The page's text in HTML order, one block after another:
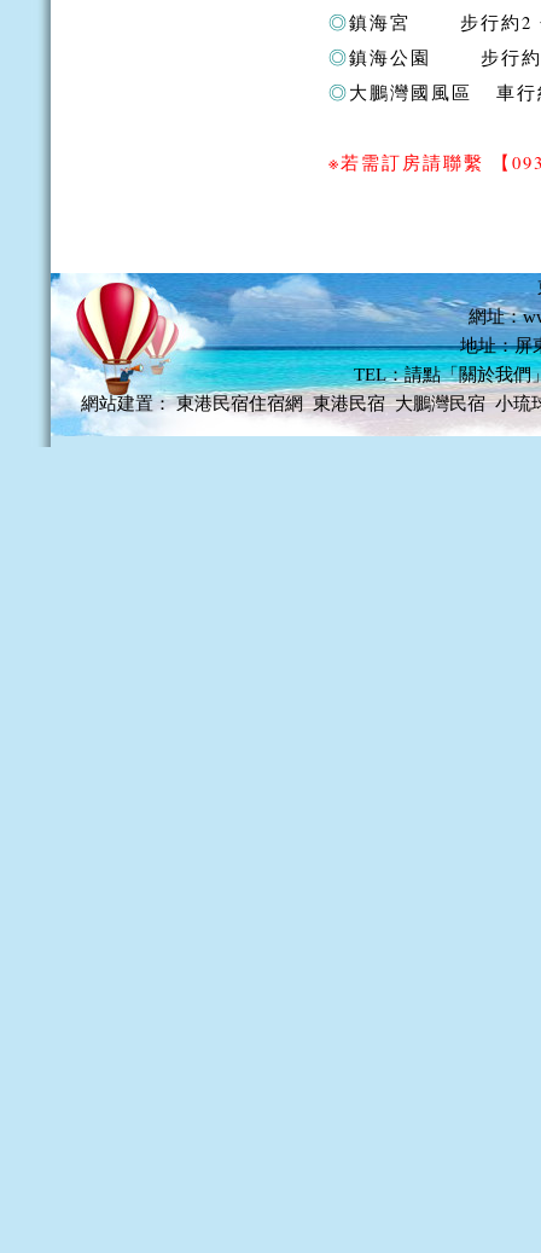
◎鎮海宮 步行約2
◎鎮海公園 步行
◎大鵬灣國風區 車
※若需訂房請聯繫 【
網址：
地址：屏
TEL：請點「關於我們
網站建置： 東港民宿住宿網 東港民宿 大鵬灣民宿 小琉